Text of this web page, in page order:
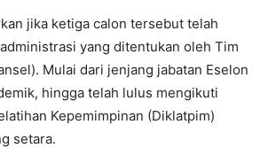
jika ketiga calon tersebut telah
yang ditentukan oleh Tim
Mulai dari jenjang jabatan Eselon
hingga telah lulus mengikuti
Kepemimpinan (Diklatpim)
setara.